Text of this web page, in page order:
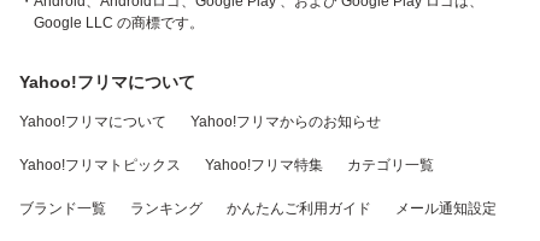
Google LLC の商標です。
Yahoo!フリマについて
Yahoo!フリマについて Yahoo!フリマからのお知らせ
Yahoo!フリマトピックス Yahoo!フリマ特集 カテゴリ一覧
ブランド一覧 ランキング かんたんご利用ガイド メール通知設定